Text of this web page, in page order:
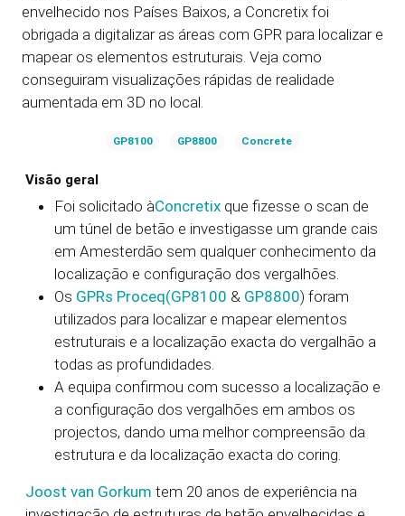
envelhecido nos Países Baixos, a Concretix foi
obrigada a digitalizar as áreas com GPR para localizar e
mapear os elementos estruturais. Veja como
conseguiram visualizações rápidas de realidade
aumentada em 3D no local.
GP8100 GP8800 Concrete
Visão geral
Foi solicitado àConcretix que fizesse o scan de
um túnel de betão e investigasse um grande cais
em Amesterdão sem qualquer conhecimento da
localização e configuração dos vergalhões.
Os GPRs Proceq(GP8100 & GP8800) foram
utilizados para localizar e mapear elementos
estruturais e a localização exacta do vergalhão a
todas as profundidades.
A equipa confirmou com sucesso a localização e
a configuração dos vergalhões em ambos os
projectos, dando uma melhor compreensão da
estrutura e da localização exacta do coring.
Joost van Gorkum tem 20 anos de experiência na